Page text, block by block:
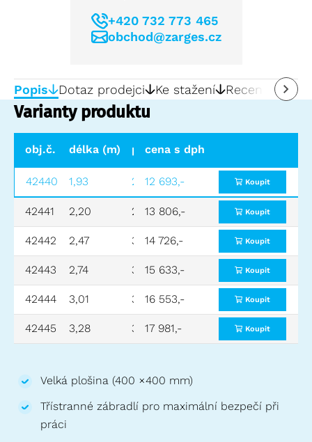
+420 732 773 465
obchod@zarges.cz
Popis Dotaz prodejci Ke stažení Recenze 0
Varianty produktu
obj.č. délka (m) pracovní výška (m)
cena s dph
42440 1,93 2,74 0,74
12 693,- Koupit
42441 2,20 2,99 0,99
13 806,- Koupit
42442 2,47 3,24 1,24
14 726,- Koupit
42443 2,74 3,49 1,49
15 633,- Koupit
42444 3,01 3,74 1,74
16 553,- Koupit
42445 3,28 3,99 1,99
17 981,- Koupit
Velká plošina (400 ×400 mm)
Třístranné zábradlí pro maximální bezpečí při
práci